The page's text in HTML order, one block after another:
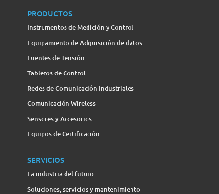
PRODUCTOS
Instrumentos de Medición y Control
Equipamiento de Adquisición de datos
Fuentes de Tensión
Tableros de Control
Redes de Comunicación Industriales
Comunicación Wireless
Sensores y Accesorios
Equipos de Certificación
SERVICIOS
La industria del futuro
Soluciones, servicios y mantenimiento